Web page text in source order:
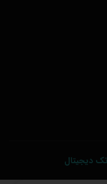
دیجیتال